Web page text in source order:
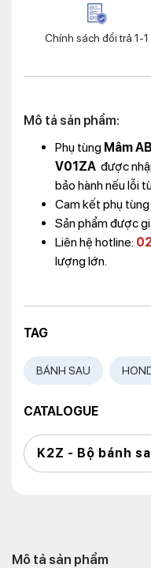
Chính sách đổi trả 1-1
Mô tả sản phẩm:
Phụ tùng Mâm
V01ZA được
bảo hành nếu lỗi
Cam kết phụ
Sản phẩm được
Liên hệ hotline:
lượng lớn.
TAG
BÁNH SAU
CATALOGUE
K2Z - Bộ bánh
Mô tả sản phẩm